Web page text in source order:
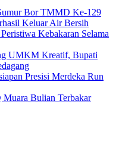
Bor TMMD Ke-129
Keluar Air Bersih
Kebakaran Selama
UMKM Kreatif, Bupati
Presisi Merdeka Run
Bulian Terbakar